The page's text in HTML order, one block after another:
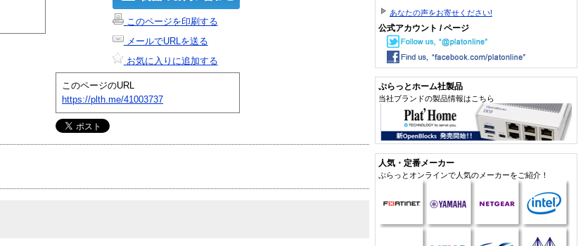
このページを印刷する
メールでURLを送る
お気に入りに追加する
このページのURL
https://plth.me/41003737
あなたの声をお寄せください!
公式アカウント / ページ
ぷらっとホーム社製品
当社ブランドの製品情報はこちら
人気・定番メーカー
ぷらっとオンラインで人気のメーカーをご紹介！